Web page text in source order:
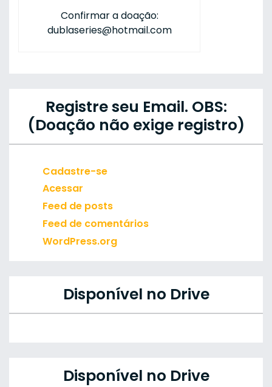
Confirmar a doação:
dublaseries@hotmail.com
Registre seu Email. OBS:
(Doação não exige registro)
Cadastre-se
Acessar
Feed de posts
Feed de comentários
WordPress.org
Disponível no Drive
Disponível no Drive